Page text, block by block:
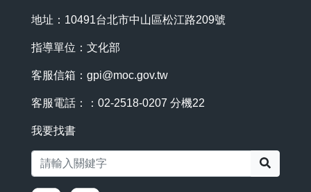
地址：10491台北市中山區松江路209號
指導單位：文化部
客服信箱： gpi@moc.gov.tw
客服電話：：02-2518-0207 分機22
我要找書